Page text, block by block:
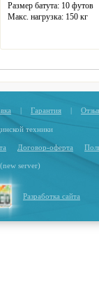
Размер батута: 10 футов
Макс. нагрузка: 150 кг
| Гарантия |
техники
Договор-оферта
server)
Разработка сайта